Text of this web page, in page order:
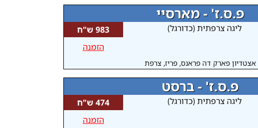
פ.ס.ז' - מארסיי
ליגה צרפתית (כדורגל)
983 ש"ח
הזמנה
אצטדיון פארק דה פראנס, פריז, צרפת
פ.ס.ז' - ברסט
ליגה צרפתית (כדורגל)
474 ש"ח
הזמנה